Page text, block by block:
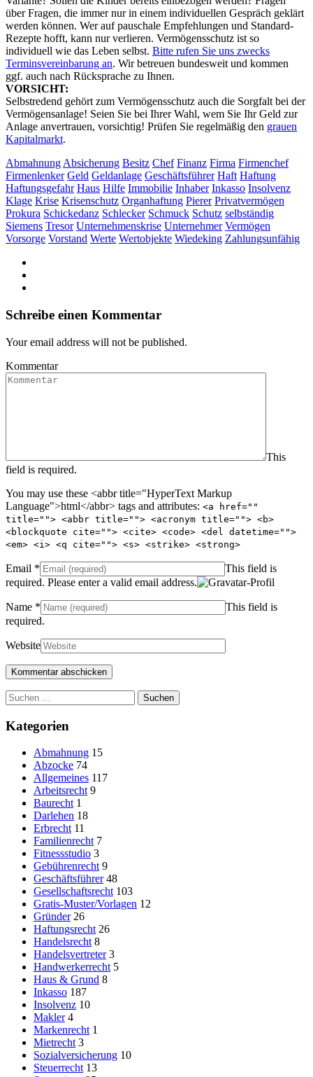
über Fragen, die immer nur in einem individuellen Gespräch geklärt
werden können. Wer auf pauschale Empfehlungen und Standard-
Rezepte hofft, kann nur verlieren. Vermögensschutz ist so
individuell wie das Leben selbst. Bitte rufen Sie uns zwecks
Terminsvereinbarung an. Wir betreuen bundesweit und kommen
ggf. auch nach Rücksprache zu Ihnen.
VORSICHT:
Selbstredend gehört zum Vermögensschutz auch die Sorgfalt bei der
Vermögensanlage! Seien Sie bei Ihrer Wahl, wem Sie Ihr Geld zur
Anlage anvertrauen, vorsichtig! Prüfen Sie regelmäßig den grauen
Kapitalmarkt.
AbmahnungAbsicherung Besitz Chef Finanz Firma Firmenchef
Firmenlenker Geld Geldanlage Geschäftsführer Haft Haftung
Haftungsgefahr Haus Hilfe Immobilie Inhaber Inkasso Insolvenz
Klage Krise Krisenschutz Organhaftung Pierer Privatvermögen
Prokura Schickedanz Schlecker Schmuck Schutz selbständig
Siemens Tresor Unternehmenskrise Unternehmer Vermögen
Vorsorge Vorstand Werte Wertobjekte Wiedeking Zahlungsunfähig
Schreibe einen Kommentar
Your email address will not be published.
Kommentar
This
field is required.
You may use these <abbr title="HyperText Markup
Language">html</abbr> tags and attributes: <a href=""
title=""> <abbr title=""> <acronym title=""> <b>
<blockquote cite=""> <cite> <code> <del datetime="">
<em> <i> <q cite=""> <s> <strike> <strong>
Email *
This field is
required. Please enter a valid email address.
Name *
This field is
required.
Website
Suchen
nach:
Kategorien
Abmahnung 15
Abzocke 74
Allgemeines 117
Arbeitsrecht 9
Baurecht 1
Darlehen 18
Erbrecht 11
Familienrecht 7
Fitnessstudio 3
Gebührenrecht 9
Geschäftsführer 48
Gesellschaftsrecht 103
Gratis-Muster/Vorlagen 12
Gründer 26
Haftungsrecht 26
Handelsrecht 8
Handelsvertreter 3
Handwerkerrecht 5
Haus & Grund 8
Inkasso 187
Insolvenz 10
Makler 4
Markenrecht 1
Mietrecht 3
Sozialversicherung 10
Steuerrecht 13